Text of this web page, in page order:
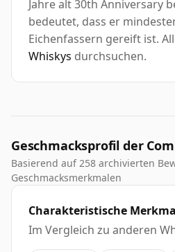
Jahre alt 30th Anniversary
bedeutet, dass er
Eichenfassern gereift ist.
Whiskys durchsuchen.
Geschmacksprofil der
Basierend auf 258 archivierten
Geschmacksmerkmalen
Charakteristische
Im Vergleich zu anderen